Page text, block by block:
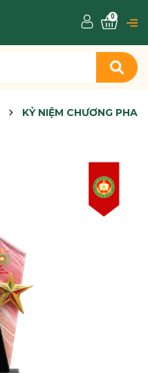
0
KỶ NIỆM CHƯƠNG PHA